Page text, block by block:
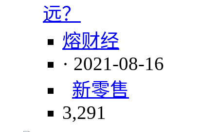
远？
熔财经
· 2021-08-16
新零售
3,291